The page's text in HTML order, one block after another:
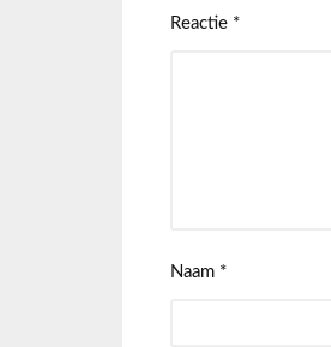
Reactie *
Naam *